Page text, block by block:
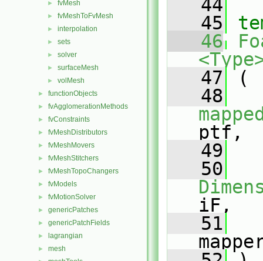
► fvMesh
► fvMeshToFvMesh
► interpolation
► sets
► solver
► surfaceMesh
► volMesh
► functionObjects
► fvAgglomerationMethods
► fvConstraints
► fvMeshDistributors
► fvMeshMovers
► fvMeshStitchers
► fvMeshTopoChangers
► fvModels
► fvMotionSolver
► genericPatches
► genericPatchFields
► lagrangian
► mesh
   44
   45
   46
   47
(
   48
ptf,
   49
   50
iF,
   51